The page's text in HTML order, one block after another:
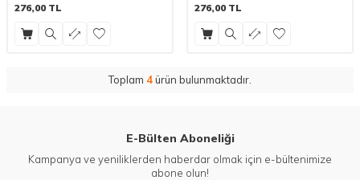
276,00 TL 276,00 TL
Toplam 4ürün bulunmaktadır.
E-Bülten Aboneliği
Kampanya ve yeniliklerden haberdar olmak için e-bültenimize
abone olun!